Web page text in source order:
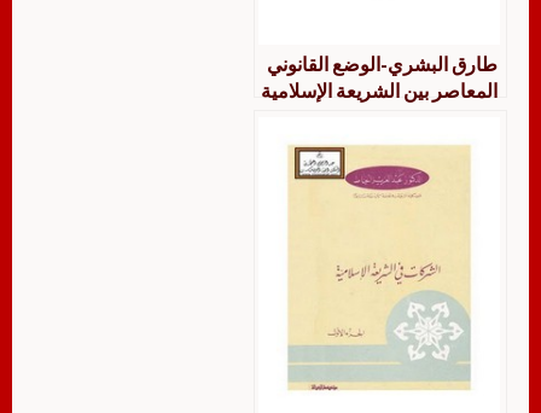
طارق البشري-الوضع القانوني
المعاصر بين الشريعة الإسلامية